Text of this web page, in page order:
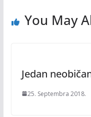
You May
Jedan
25. Septembra 2018.